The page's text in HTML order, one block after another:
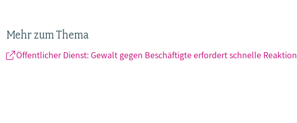
Mehr zum Thema
Öffentlicher Dienst: Gewalt gegen Beschäftigte erfordert schnelle Reaktion